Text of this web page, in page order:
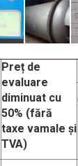
Preț de
evaluare
diminuat cu
50% (fără
taxe vamale și
TVA)